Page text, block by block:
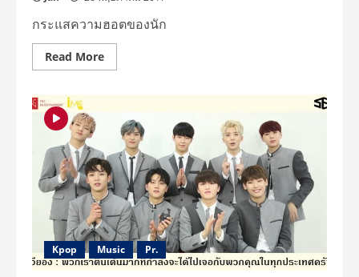
กระแสความฮอตของนัก
Read MoreRead
more
ฮอต
อุค”
บิน
ลัด
ฟ้า
มาก
ระ
ชาก
ใจ
สาว
ไทย
พร้อม
Kpop Music Pr.